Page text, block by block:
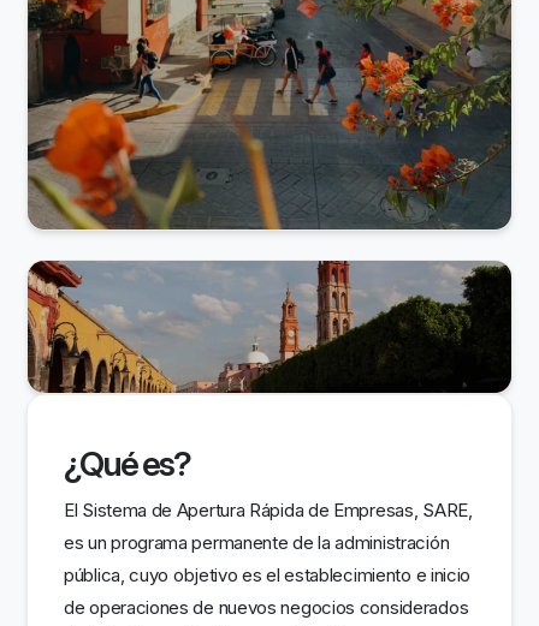
¿Qué es?
El Sistema de Apertura Rápida de Empresas, SARE,
es un programa permanente de la administración
pública, cuyo objetivo es el establecimiento e inicio
de operaciones de nuevos negocios considerados